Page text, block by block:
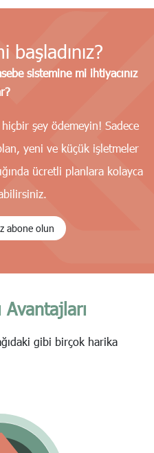
başladınız?
sistemine mi ihtiyacınız
şey ödemeyin! Sadece
yeni ve küçük işletmeler
ücretli planlara kolayca
abone olun
gibi birçok harika